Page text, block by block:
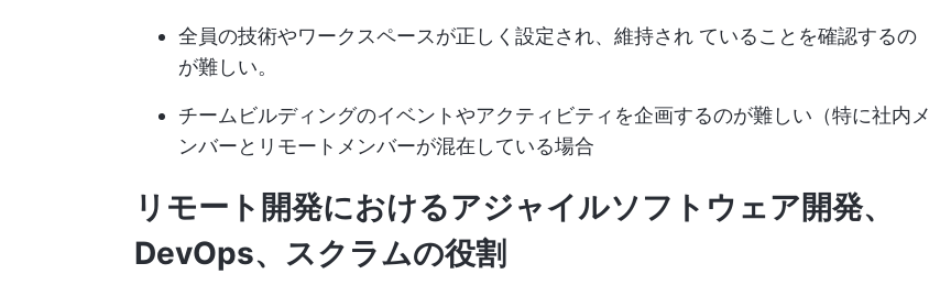
全員の技術やワークスペースが正しく設定され、維持され ていることを確認するの
が難しい。
チームビルディングのイベントやアクティビティを企画するのが難しい（特に社内メ
ンバーとリモートメンバーが混在している場合
リモート開発におけるアジャイルソフトウェア開発、
DevOps、スクラムの役割